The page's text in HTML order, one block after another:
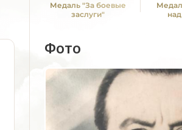
Медаль "За боевые
заслуги"
Фото